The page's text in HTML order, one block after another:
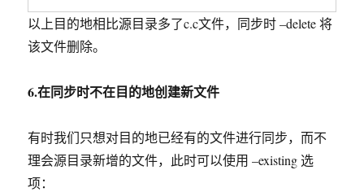
以上目的地相比源目录多了c.c文件，同步时 –delete 将
该文件删除。
6.在同步时不在目的地创建新文件
有时我们只想对目的地已经有的文件进行同步，而不
理会源目录新增的文件，此时可以使用 –existing 选
项：